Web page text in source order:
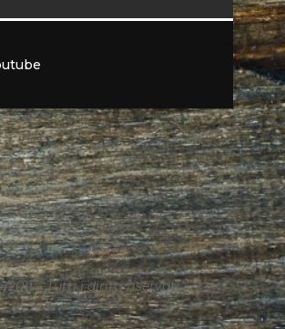
2011 – Tutti i diritti riservati